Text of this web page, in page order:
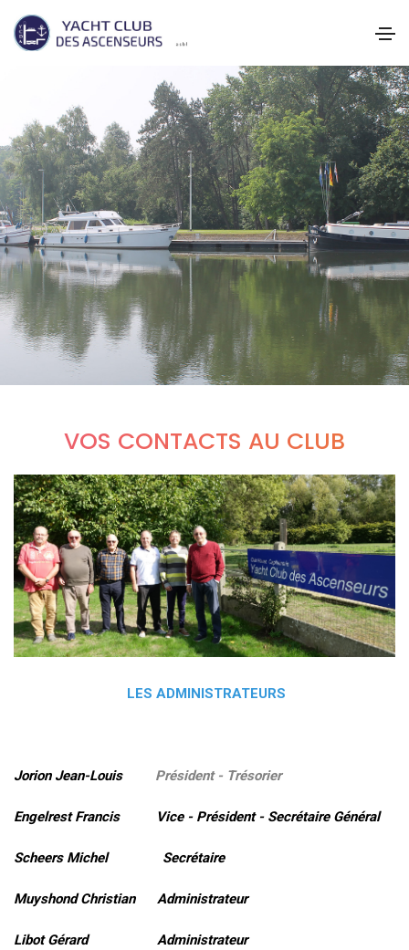
VOS CONTACTS AU CLUB
LES ADMINISTRATEURS
Jorion Jean-Louis Président - Trésorier
Engelrest Francis Vice - Président - Secrétaire Général
Scheers Michel Secrétaire
Muyshond Christian Administrateur
Libot Gérard Administrateur